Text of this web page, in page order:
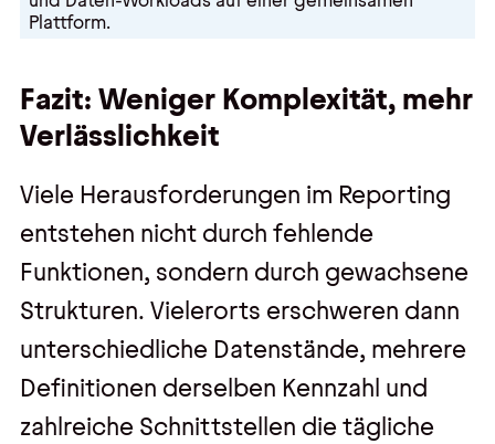
Plattform.
Fazit: Weniger Komplexität, mehr
Verlässlichkeit
Viele Herausforderungen im Reporting
entstehen nicht durch fehlende
Funktionen, sondern durch gewachsene
Strukturen. Vielerorts erschweren dann
unterschiedliche Datenstände, mehrere
Definitionen derselben Kennzahl und
zahlreiche Schnittstellen die tägliche